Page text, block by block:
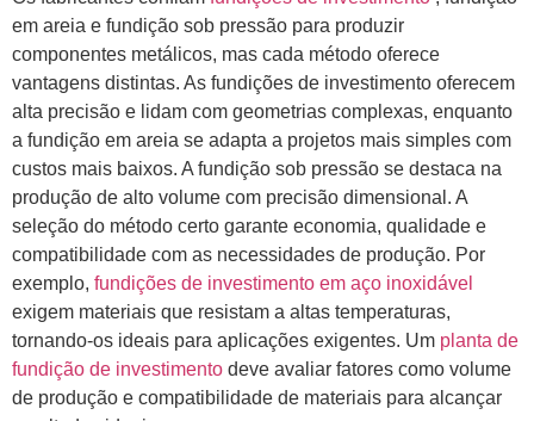
em areia e fundição sob pressão para produzir
componentes metálicos, mas cada método oferece
vantagens distintas. As fundições de investimento oferecem
alta precisão e lidam com geometrias complexas, enquanto
a fundição em areia se adapta a projetos mais simples com
custos mais baixos. A fundição sob pressão se destaca na
produção de alto volume com precisão dimensional. A
seleção do método certo garante economia, qualidade e
compatibilidade com as necessidades de produção. Por
exemplo, fundições de investimento em aço inoxidável
exigem materiais que resistam a altas temperaturas,
tornando-os ideais para aplicações exigentes. Um planta de
fundição de investimento deve avaliar fatores como volume
de produção e compatibilidade de materiais para alcançar